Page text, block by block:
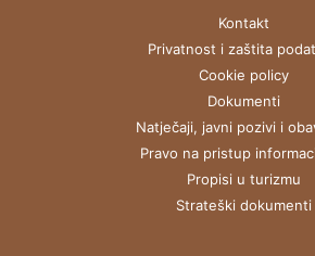
Kontakt
Privatnost i zaštita
Cookie policy
Dokumenti
Natječaji, javni pozivi i
Pravo na pristup
Propisi u turizmu
Strateški dokumenti